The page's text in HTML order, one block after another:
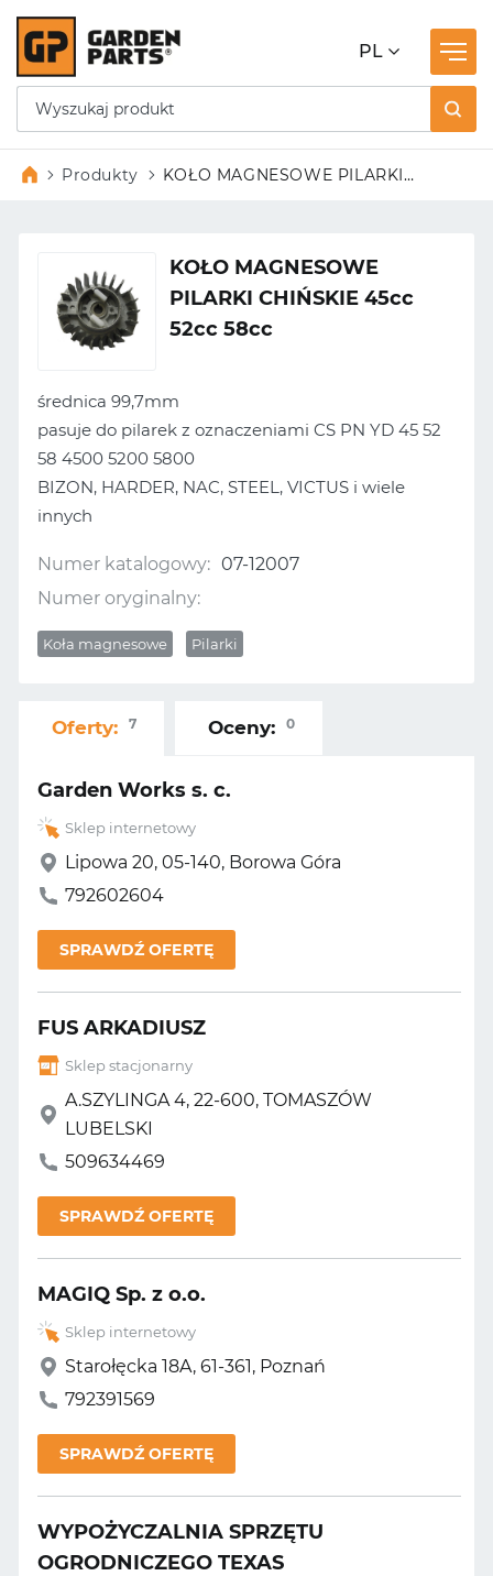
PL
Produkty
KOŁO MAGNESOWE PILARKI
KOŁO MAGNESOWE
PILARKI CHIŃSKIE 45cc
52cc 58cc
średnica 99,7mm
pasuje do pilarek z oznaczeniami CS PN YD 45 52
58 4500 5200 5800
BIZON, HARDER, NAC, STEEL, VICTUS i wiele
innych
Numer katalogowy: 07-12007
Numer oryginalny:
Koła magnesowe Pilarki
Oferty: 7 Oceny: 0
Garden Works s. c.
Sklep internetowy
Lipowa 20, 05-140, Borowa Góra
792602604
SPRAWDŹ OFERTĘ
FUS ARKADIUSZ
Sklep stacjonarny
A.SZYLINGA 4, 22-600, TOMASZÓW
LUBELSKI
509634469
SPRAWDŹ OFERTĘ
MAGIQ Sp. z o.o.
Sklep internetowy
Starołęcka 18A, 61-361, Poznań
792391569
SPRAWDŹ OFERTĘ
WYPOŻYCZALNIA SPRZĘTU
OGRODNICZEGO TEXAS